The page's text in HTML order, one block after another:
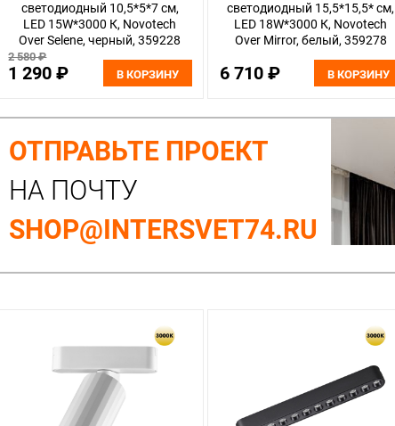
светодиодный 10,5*5*7 см,
LED 15W*3000 К, Novotech
Over Selene, черный, 359228
2 580 ₽
1 290 ₽ В КОРЗИНУ
светодиодный 15,5*15,5* см,
LED 18W*3000 К, Novotech
Over Mirror, белый, 359278
6 710 ₽ В КОРЗИНУ
ОТПРАВЬТЕ ПРОЕКТ
НА ПОЧТУ
SHOP@INTERSVET74.RU